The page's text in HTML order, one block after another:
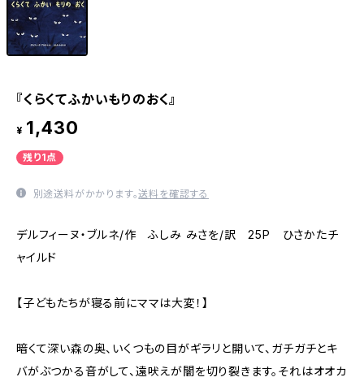
『くらくてふかいもりのおく』
¥ 1,430
残り1点
別途送料がかかります。送料を確認する
デルフィーヌ・ブルネ/作 ふしみ みさを/訳 25P ひさかたチ
ャイルド
【子どもたちが寝る前にママは大変！】
暗くて深い森の奥、いくつもの目がギラリと開いて、ガチガチとキ
バがぶつかる音がして、遠吠えが闇を切り裂きます。それはオオカ